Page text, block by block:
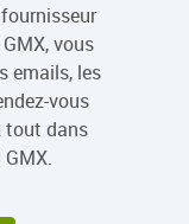
vous
emails, les
vous
tout dans